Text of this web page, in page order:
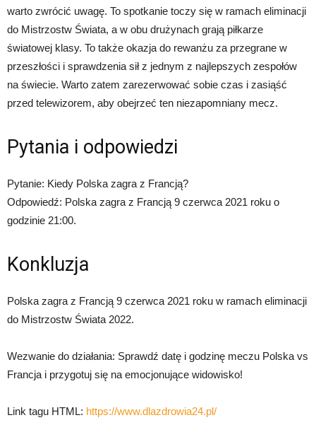
warto zwrócić uwagę. To spotkanie toczy się w ramach eliminacji
do Mistrzostw Świata, a w obu drużynach grają piłkarze
światowej klasy. To także okazja do rewanżu za przegrane w
przeszłości i sprawdzenia sił z jednym z najlepszych zespołów
na świecie. Warto zatem zarezerwować sobie czas i zasiąść
przed telewizorem, aby obejrzeć ten niezapomniany mecz.
Pytania i odpowiedzi
Pytanie: Kiedy Polska zagra z Francją?
Odpowiedź: Polska zagra z Francją 9 czerwca 2021 roku o
godzinie 21:00.
Konkluzja
Polska zagra z Francją 9 czerwca 2021 roku w ramach eliminacji
do Mistrzostw Świata 2022.
Wezwanie do działania: Sprawdź datę i godzinę meczu Polska vs
Francja i przygotuj się na emocjonujące widowisko!
Link tagu HTML: https://www.dlazdrowia24.pl/